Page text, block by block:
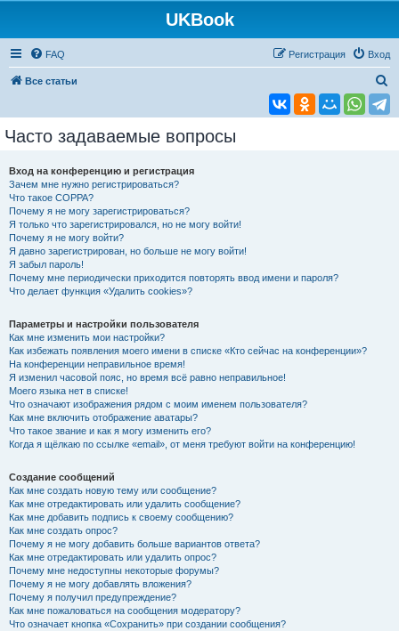
UKBook
FAQ Вход
Регистрация
Все статьи
Часто задаваемые вопросы
Вход на конференцию и регистрация
Зачем мне нужно регистрироваться?
Что такое COPPA?
Почему я не могу зарегистрироваться?
Я только что зарегистрировался, но не могу войти!
Почему я не могу войти?
Я давно зарегистрирован, но больше не могу войти!
Я забыл пароль!
Почему мне периодически приходится повторять ввод имени и пароля?
Что делает функция «Удалить cookies»?
Параметры и настройки пользователя
Как мне изменить мои настройки?
Как избежать появления моего имени в списке «Кто сейчас на конференции»?
На конференции неправильное время!
Я изменил часовой пояс, но время всё равно неправильное!
Моего языка нет в списке!
Что означают изображения рядом с моим именем пользователя?
Как мне включить отображение аватары?
Что такое звание и как я могу изменить его?
Когда я щёлкаю по ссылке «email», от меня требуют войти на конференцию!
Создание сообщений
Как мне создать новую тему или сообщение?
Как мне отредактировать или удалить сообщение?
Как мне добавить подпись к своему сообщению?
Как мне создать опрос?
Почему я не могу добавить больше вариантов ответа?
Как мне отредактировать или удалить опрос?
Почему мне недоступны некоторые форумы?
Почему я не могу добавлять вложения?
Почему я получил предупреждение?
Как мне пожаловаться на сообщения модератору?
Что означает кнопка «Сохранить» при создании сообщения?